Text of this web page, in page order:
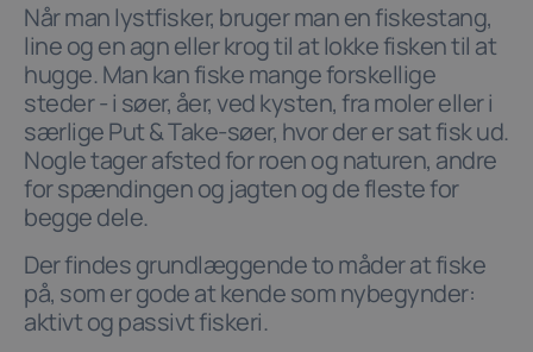
Når man lystfisker, bruger man en fiskestang,
line og en agn eller krog til at lokke fisken til at
hugge. Man kan fiske mange forskellige
steder - i søer, åer, ved kysten, fra moler eller i
særlige Put & Take-søer, hvor der er sat fisk ud.
Nogle tager afsted for roen og naturen, andre
for spændingen og jagten og de fleste for
begge dele.
Der findes grundlæggende to måder at fiske
på, som er gode at kende som nybegynder:
aktivt og passivt fiskeri.